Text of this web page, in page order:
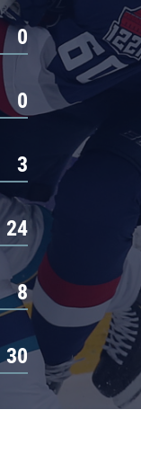
0
0
3
24
8
30